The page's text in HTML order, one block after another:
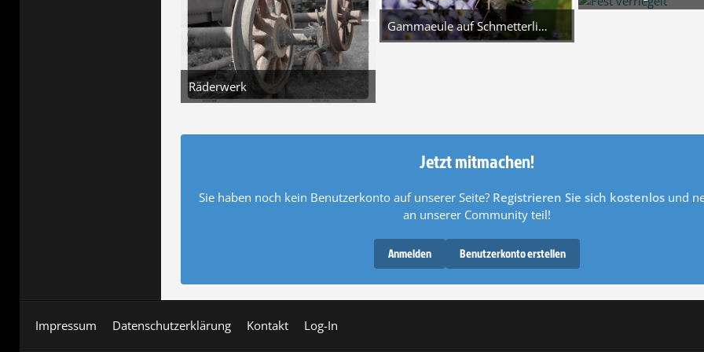
Räderwerk
5. August 2026 um 14:18
Gammaeule auf Schmetterlingsflieder
4. August 2026 um 10:44
1. August
Jetzt mitmachen!
Sie haben noch kein Benutzerkonto auf unserer Seite? Registrieren Sie sich kostenlosund
an unserer Community teil!
Benutzerkonto erstellen
Anmelden
Impressum Datenschutzerklärung Kontakt Log-In